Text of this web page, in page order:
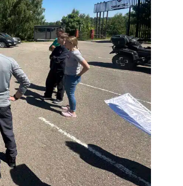
ЛИЗИНГ
СТАТЬ ПОСТАВЩИКОМ